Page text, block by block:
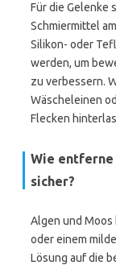
Für die Gelenke
Schmiermittel
Silikon- oder
werden, um
zu verbessern.
Wäscheleinen
Flecken
Wie entferne
sicher?
Algen und Moos
oder einem
Lösung auf die